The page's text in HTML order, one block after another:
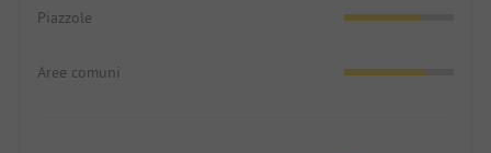
Piazzole
Aree comuni